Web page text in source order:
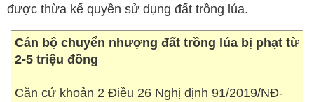
được thừa kế quyền sử dụng đất trồng lúa.
Cán bộ chuyển nhượng đất trồng lúa bị phạt từ
2-5 triệu đồng
Căn cứ khoản 2 Điều 26 Nghị định 91/2019/NĐ-